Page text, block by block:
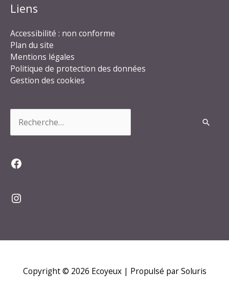
Liens
Accessibilité : non conforme
Plan du site
Mentions légales
Politique de protection des données
Gestion des cookies
Facebook
Instagram
Copyright © 2026 Ecoyeux| Propulsé par Soluris